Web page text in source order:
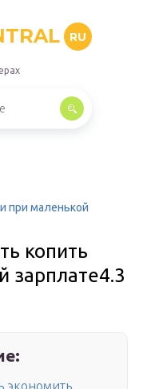
RU
при маленькой
копить
зарплате4.3
экономить